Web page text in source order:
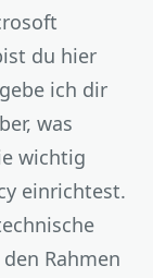
du hier
ich dir
was
wichtig
einrichtest.
Rahmen